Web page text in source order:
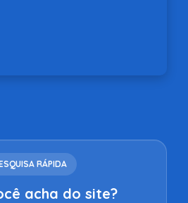
RÁPIDA
acha do site?